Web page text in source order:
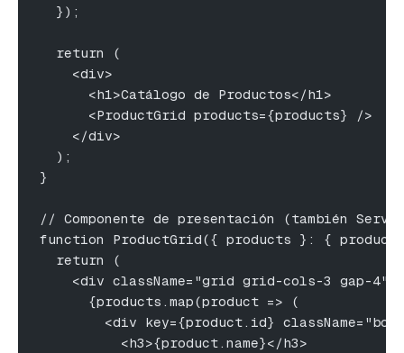
  });
  return (
    <div>
      <h1>Catálogo de Productos</h1>
      <ProductGrid products={products} />
    </div>
  );
}
// Componente de presentación (también Server
function ProductGrid({ products }: {
  return (
    <div className="grid grid-cols-3 gap-4">
      {products.map(product => (
<div key={product.id}
          <h3>{product.name}</h3>